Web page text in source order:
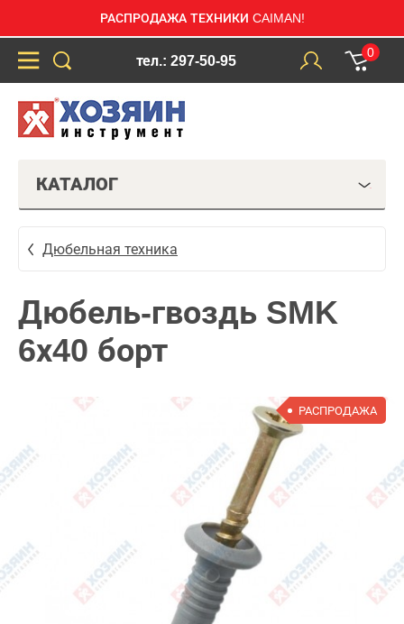
РАСПРОДАЖА ТЕХНИКИ CAIMAN!
тел.: 297-50-95
0
КАТАЛОГ
Дюбельная техника
Дюбель-гвоздь SMK
6х40 борт
РАСПРОДАЖА